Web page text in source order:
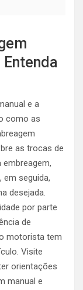
e a
como as
as trocas de
seguida,
desejada.
por parte
de
motorista tem
Visite
orientações
manual e